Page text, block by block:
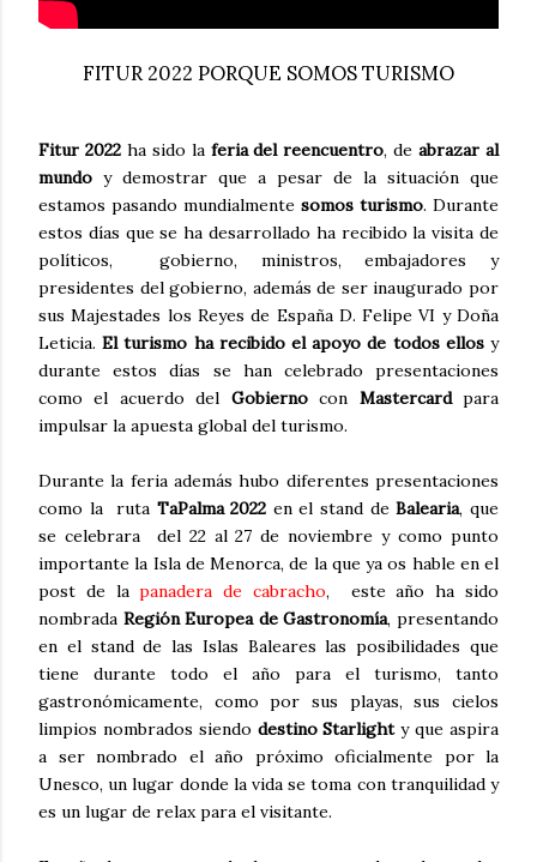
FITUR 2022 PORQUE SOMOS TURISMO
Fitur 2022ha sido la feria del reencuentro, deabrazar al
mundo y demostrar que a pesar de la situación que
estamos pasando mundialmente somos turismo. Durante
estos días que se ha desarrollado ha recibido la visita de
políticos, gobierno, ministros, embajadores y
presidentes del gobierno, además de ser inaugurado por
sus Majestades los Reyes de España D. Felipe VI y Doña
Leticia.El turismo ha recibido el apoyo de todos ellosy
durante estos días se han celebrado presentaciones
como el acuerdo del Gobiernocon Mastercardpara
impulsar la apuesta global del turismo.
Durante la feria además hubo diferentes presentaciones
como la ruta TaPalma 2022 en el stand deBalearia, que
se celebrara del 22 al 27 de noviembre y como punto
importante la Isla de Menorca, de la que ya os hable en el
post de lapanadera de cabracho, este año ha sido
nombrada Región Europea de Gastronomía, presentando
en el stand de las Islas Baleares las posibilidades que
tiene durante todo el año para el turismo, tanto
gastronómicamente, como por sus playas, sus cielos
limpios nombrados siendo destino Starlighty que aspira
a ser nombrado el año próximo oficialmente por la
Unesco, un lugar donde la vida se toma con tranquilidad y
es un lugar de relax para el visitante.